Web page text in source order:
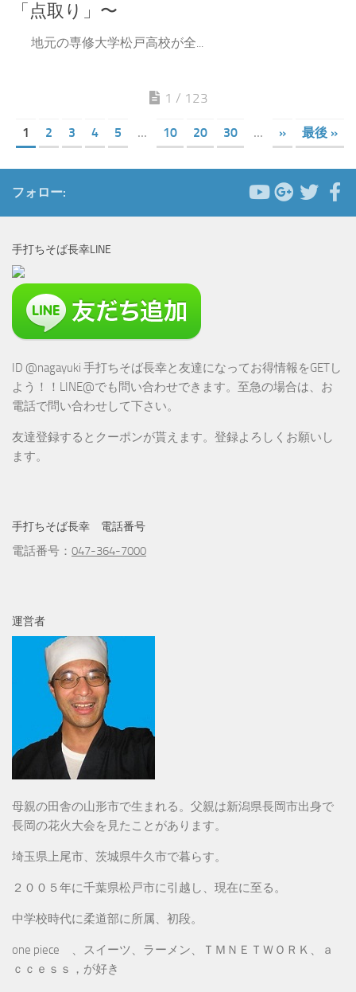
「点取り」〜
地元の専修大学松戸高校が全...
1 / 123
1 2 3 4 5 ... 10 20 30 ... » 最後 »
フォロー:
手打ちそば長幸LINE
ID @nagayuki 手打ちそば長幸と友達になってお得情報をGETし
よう！！LINE@でも問い合わせできます。至急の場合は、お
電話で問い合わせして下さい。
友達登録するとクーポンが貰えます。登録よろしくお願いし
ます。
手打ちそば長幸 電話番号
電話番号： 047-364-7000
運営者
母親の田舎の山形市で生まれる。父親は新潟県長岡市出身で
長岡の花火大会を見たことがあります。
埼玉県上尾市、茨城県牛久市で暮らす。
２００５年に千葉県松戸市に引越し、現在に至る。
中学校時代に柔道部に所属、初段。
one piece 、スイーツ、ラーメン、ＴＭＮＥＴＷＯＲＫ、ａ
ｃｃｅｓｓ，が好き